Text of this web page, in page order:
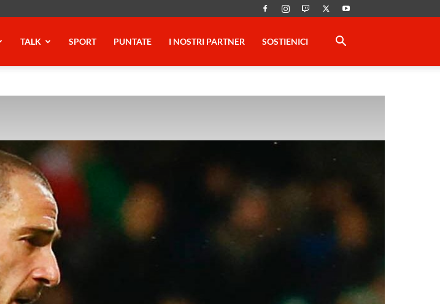
TALK SPORT PUNTATE I NOSTRI PARTNER SOSTIENICI